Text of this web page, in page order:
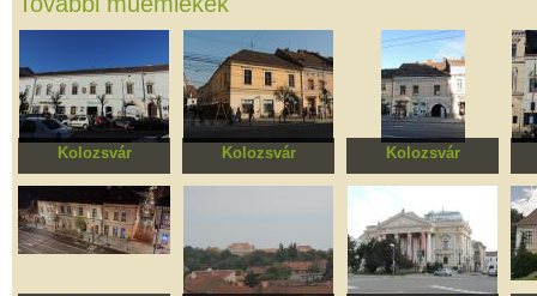
Kolozsvár
Római Katolikus
Plébánia háza
Kolozsvár
Tauffer-ház
Kolozsvár
Rácz-ház